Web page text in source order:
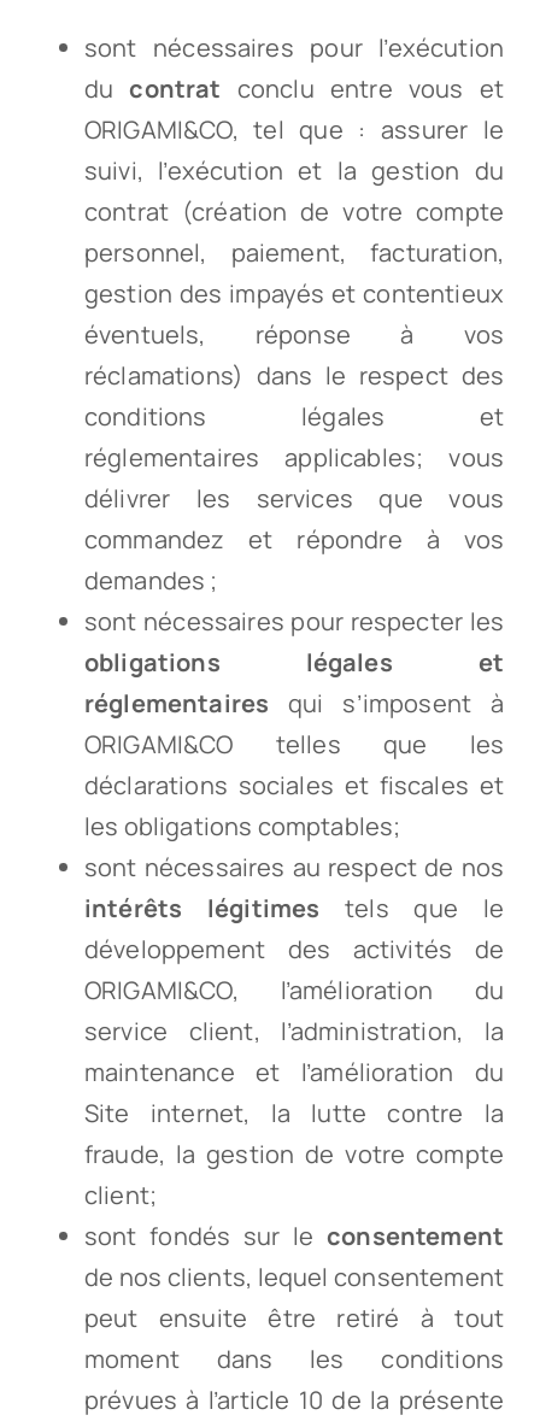
sont nécessaires pour l’exécution
du contrat conclu entre vous et
ORIGAMI&CO, tel que : assurer le
suivi, l’exécution et la gestion du
contrat (création de votre compte
personnel, paiement, facturation,
gestion des impayés et contentieux
éventuels, réponse à vos
réclamations) dans le respect des
conditions légales et
réglementaires applicables; vous
délivrer les services que vous
commandez et répondre à vos
demandes ;
sont nécessaires pour respecter les
obligations légales et
réglementaires qui s’imposent à
ORIGAMI&CO telles que les
déclarations sociales et fiscales et
les obligations comptables;
sont nécessaires au respect de nos
intérêts légitimes tels que le
développement des activités de
ORIGAMI&CO, l’amélioration du
service client, l’administration, la
maintenance et l’amélioration du
Site internet, la lutte contre la
fraude, la gestion de votre compte
client;
sont fondés sur leconsentement
de nos clients, lequel consentement
peut ensuite être retiré à tout
moment dans les conditions
prévues à l’article 10 de la présente